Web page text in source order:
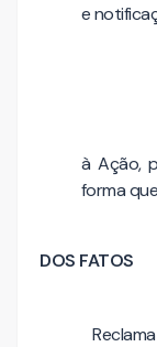
e
à Ação,
forma
DOS FATOS